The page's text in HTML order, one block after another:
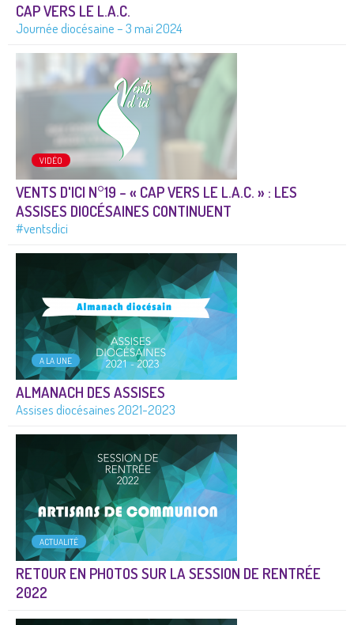
CAP VERS LE L.A.C.
Journée diocésaine – 3 mai 2024
VIDÉO
VENTS D'ICI N°19 – « CAP VERS LE L.A.C. » : LES
ASSISES DIOCÉSAINES CONTINUENT
#ventsdici
A LA UNE
ALMANACH DES ASSISES
Assises diocésaines 2021-2023
ACTUALITÉ
RETOUR EN PHOTOS SUR LA SESSION DE RENTRÉE
2022